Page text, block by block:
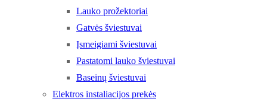
Lauko prožektoriai
Gatvės šviestuvai
Įsmeigiami šviestuvai
Pastatomi lauko šviestuvai
Baseinų šviestuvai
Elektros instaliacijos prekės